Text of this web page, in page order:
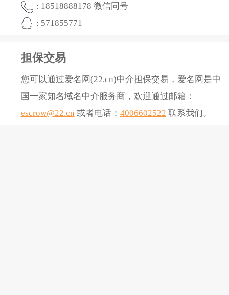
: 18518888178 微信同号
: 571855771
担保交易
您可以通过爱名网(22.cn)中介担保交易，爱名网是中
国一家知名域名中介服务商，欢迎通过邮箱：
escrow@22.cn 或者电话： 4006602522 联系我们。